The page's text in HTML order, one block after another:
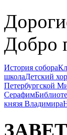
Добро
История собора
школаДетский хор
Петербургской
Серафим
князя Владимира